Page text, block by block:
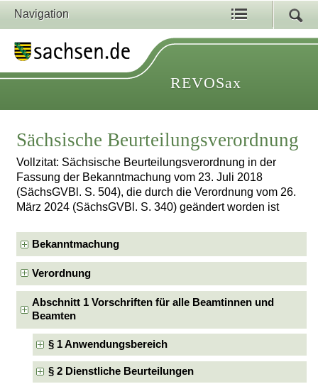
Navigation
REVOSax
Sächsische Beurteilungsverordnung
Vollzitat: Sächsische Beurteilungsverordnung in der
Fassung der Bekanntmachung vom 23. Juli 2018
(SächsGVBl. S. 504), die durch die Verordnung vom 26.
März 2024 (SächsGVBl. S. 340) geändert worden ist
Bekanntmachung
Verordnung
Abschnitt 1 Vorschriften für alle Beamtinnen und
Beamten
§ 1 Anwendungsbereich
§ 2 Dienstliche Beurteilungen